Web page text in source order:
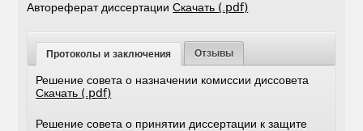
Автореферат диссертацииСкачать (.pdf)
Протоколы и заключения Отзывы
Решение совета о назначении комиссии диссовета
Скачать (.pdf)
Решение совета о принятии диссертации к защите